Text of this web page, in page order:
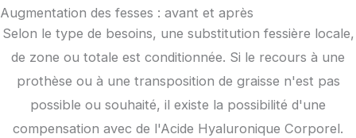
Augmentation des fesses : avant et après
Selon le type de besoins, une substitution fessière locale,
de zone ou totale est conditionnée. Si le recours à une
prothèse ou à une transposition de graisse n'est pas
possible ou souhaité, il existe la possibilité d'une
compensation avec de l'Acide Hyaluronique Corporel.